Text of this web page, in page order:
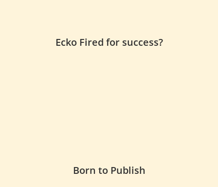
Ecko Fired for success?
Born to Publish